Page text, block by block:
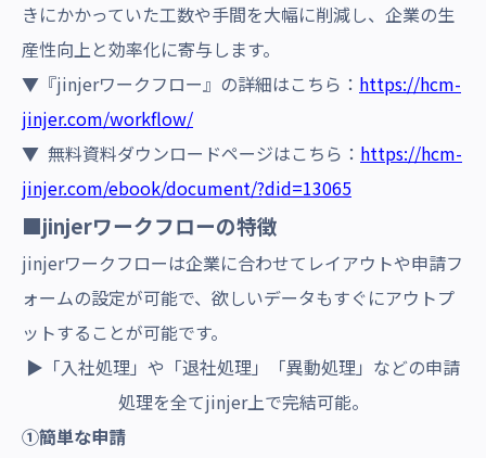
きにかかっていた工数や手間を大幅に削減し、企業の生
産性向上と効率化に寄与します。
▼『jinjerワークフロー』の詳細はこちら： https://hcm-
jinjer.com/workflow/
▼ 無料資料ダウンロードページはこちら： https://hcm-
jinjer.com/ebook/document/?did=13065
■jinjerワークフローの特徴
jinjerワークフローは企業に合わせてレイアウトや申請フ
ォームの設定が可能で、欲しいデータもすぐにアウトプ
ットすることが可能です。
▶「入社処理」や「退社処理」「異動処理」などの申請
処理を全てjinjer上で完結可能。
①簡単な申請